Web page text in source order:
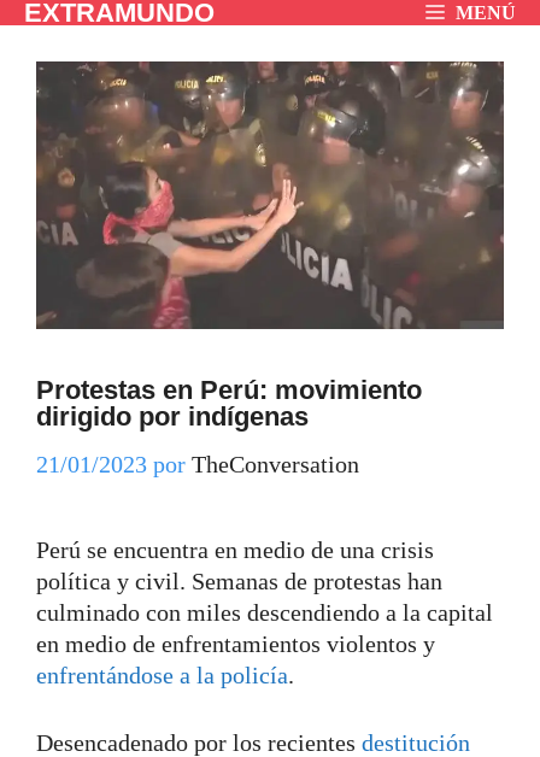
Saltar
contenido
EXTRAMUNDO MENÚ
Protestas en Perú: movimiento
dirigido por indígenas
21/01/2023 por TheConversation
Perú se encuentra en medio de una crisis
política y civil. Semanas de protestas han
culminado con miles descendiendo a la capital
en medio de enfrentamientos violentos y
enfrentándose a la policía.
Desencadenado por los recientes destitución